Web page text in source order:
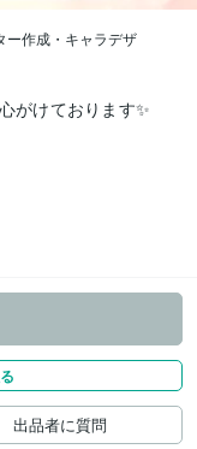
ー作成・キャラデザ
がけております✨
出品者に質問